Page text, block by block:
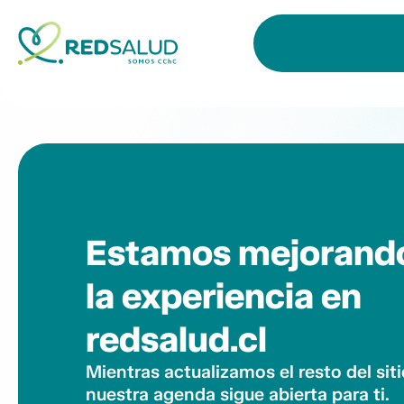
Estamos
la experiencia en
redsalud.cl
Mientras actualizamos el resto del
nuestra agenda sigue abierta para ti.